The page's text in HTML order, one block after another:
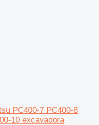
PC400-7 PC400-8
10 excavadora